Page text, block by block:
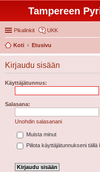
Tampereen
Pikalinkit UKK
Koti
Etusivu
Kirjaudu sisään
Käyttäjätunnus:
Salasana:
Unohdin salasanani
Muista minut
Piilota käyttäjätunnukseni tällä